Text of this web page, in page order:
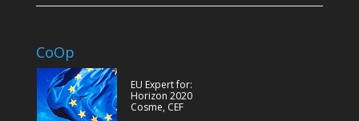
CoOp
EU Expert for:
Horizon 2020
Cosme, CEF